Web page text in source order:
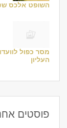
השופט אלכס
מסר כפול
העליון
פוסטים